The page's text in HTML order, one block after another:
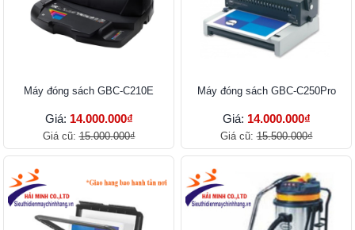
Máy đóng sách GBC-C210E
Giá: 14.000.000₫
Giá cũ:15.000.000₫
Máy đóng sách GBC-C250Pro
Giá: 14.000.000₫
Giá cũ:15.500.000₫